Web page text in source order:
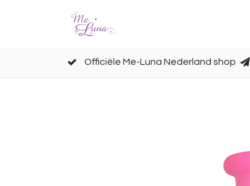
Officiële Me-Luna Nederland shop